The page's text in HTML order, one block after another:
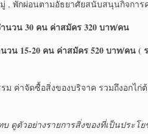
, พักผ่อนตามอัธยาศัยสนับสนุนกิจกา
นวน 30 คน ค่าสมัคร 320 บาท/คน
น 15-20 คน ค่าสมัคร 520 บาท/คน (
ค่าจัดซื้อสิ่งของบริจาค รวมถึงอกไก่
ดูตัวอย่างรายการสิ่งของที่เป็นประ